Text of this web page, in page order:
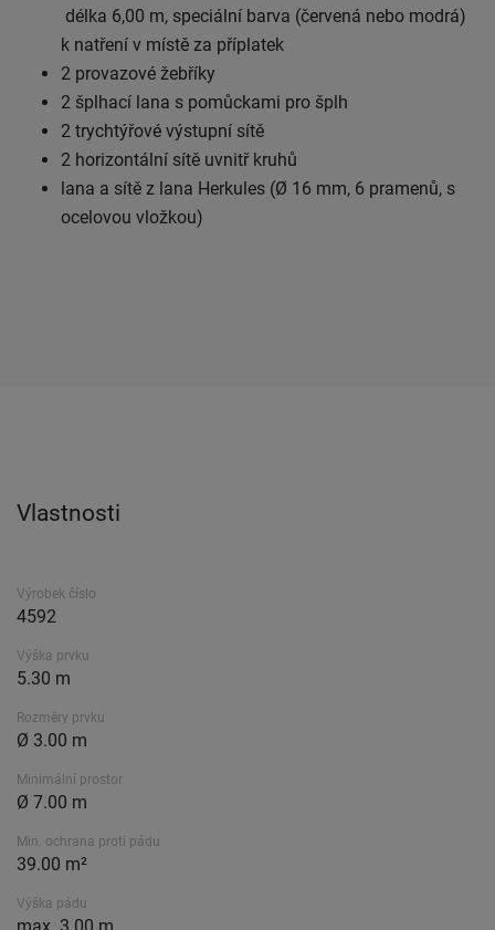
délka 6,00 m, speciální barva (červená nebo modrá)
k natření v místě za příplatek
2 provazové žebříky
2 šplhací lana s pomůckami pro šplh
2 trychtýřové výstupní sítě
2 horizontální sítě uvnitř kruhů
lana a sítě z lana Herkules (Ø 16 mm, 6 pramenů, s
ocelovou vložkou)
Vlastnosti
Výrobek číslo
4592
Výška prvku
5.30 m
Rozměry prvku
Ø 3.00 m
Minimální prostor
Ø 7.00 m
Min. ochrana proti pádu
39.00 m²
Výška pádu